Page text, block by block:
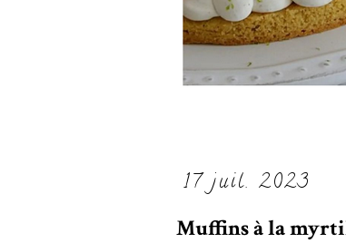
17 juil. 2023
Muffins à la